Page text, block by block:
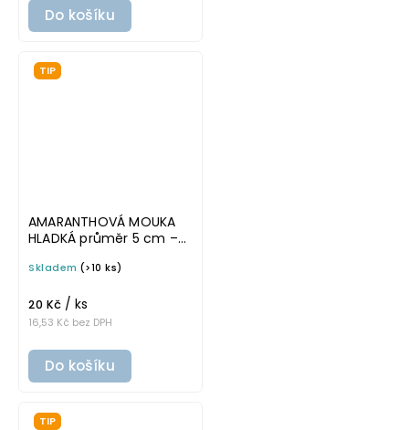
Do košíku
TIP
AMARANTHOVÁ MOUKA
HLADKÁ průměr 5 cm –
písmu, omyvatelná
potravinové dózy
Skladem (>10 ks)
16,53 Kč bez DPH
20 Kč / ks
Do košíku
TIP